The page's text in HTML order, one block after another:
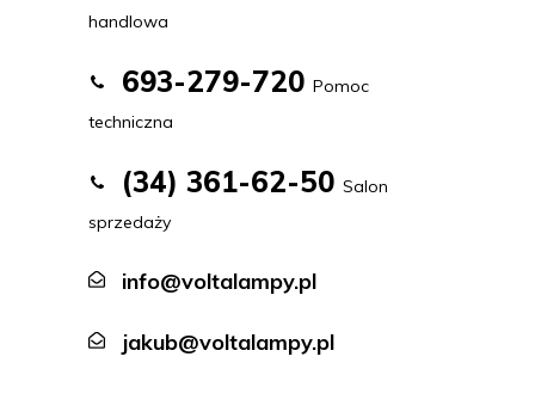
handlowa
693-279-720 Pomoc
techniczna
(34) 361-62-50 Salon
sprzedaży
info@voltalampy.pl
jakub@voltalampy.pl